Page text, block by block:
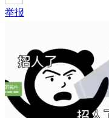
举报